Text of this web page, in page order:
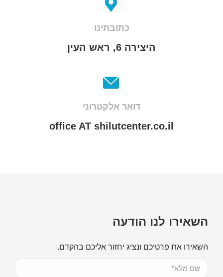
כתובתינו
היצירה 6, ראש העין
דואר אלקטרוני
office AT shilutcenter.co.il
השאירו לנו הודעה
השאירו את פרטיכם ונציג יחזור אליכם בהקדם.